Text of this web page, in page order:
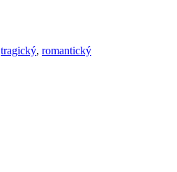
tragický, romantický